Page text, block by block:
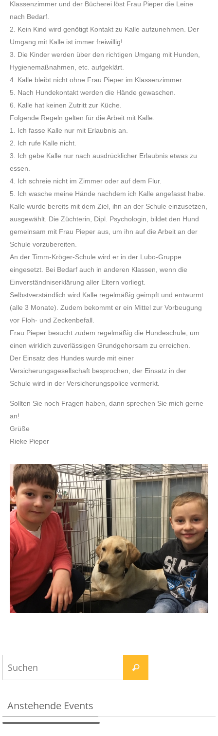
Klassenzimmer und der Bücherei löst Frau Pieper die Leine
nach Bedarf.
2. Kein Kind wird genötigt Kontakt zu Kalle aufzunehmen. Der
Umgang mit Kalle ist immer freiwillig!
3. Die Kinder werden über den richtigen Umgang mit Hunden,
Hygienemaßnahmen, etc. aufgeklärt.
4. Kalle bleibt nicht ohne Frau Pieper im Klassenzimmer.
5. Nach Hundekontakt werden die Hände gewaschen.
6. Kalle hat keinen Zutritt zur Küche.
Folgende Regeln gelten für die Arbeit mit Kalle:
1. Ich fasse Kalle nur mit Erlaubnis an.
2. Ich rufe Kalle nicht.
3. Ich gebe Kalle nur nach ausdrücklicher Erlaubnis etwas zu
essen.
4. Ich schreie nicht im Zimmer oder auf dem Flur.
5. Ich wasche meine Hände nachdem ich Kalle angefasst habe.
Kalle wurde bereits mit dem Ziel, ihn an der Schule einzusetzen,
ausgewählt. Die Züchterin, Dipl. Psychologin, bildet den Hund
gemeinsam mit Frau Pieper aus, um ihn auf die Arbeit an der
Schule vorzubereiten.
An der Timm-Kröger-Schule wird er in der Lubo-Gruppe
eingesetzt. Bei Bedarf auch in anderen Klassen, wenn die
Einverständniserklärung aller Eltern vorliegt.
Selbstverständlich wird Kalle regelmäßig geimpft und entwurmt
(alle 3 Monate). Zudem bekommt er ein Mittel zur Vorbeugung
vor Floh- und Zeckenbefall.
Frau Pieper besucht zudem regelmäßig die Hundeschule, um
einen wirklich zuverlässigen Grundgehorsam zu erreichen.
Der Einsatz des Hundes wurde mit einer
Versicherungsgesellschaft besprochen, der Einsatz in der
Schule wird in der Versicherungspolice vermerkt.
Sollten Sie noch Fragen haben, dann sprechen Sie mich gerne
an!
Grüße
Rieke Pieper
Anstehende Events